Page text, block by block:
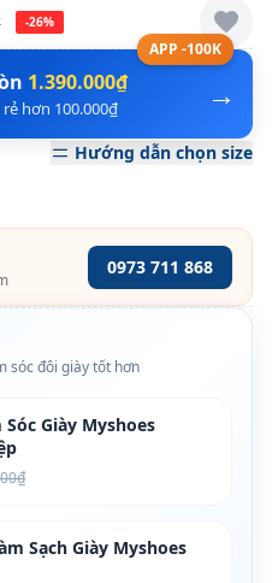
-26%
APP -100K
→
1.390.000₫
rẻ hơn 100.000₫
Hướng dẫn chọn size
0973 711 868
sóc đôi giày tốt hơn
Giày Myshoes
Sạch Giày Myshoes